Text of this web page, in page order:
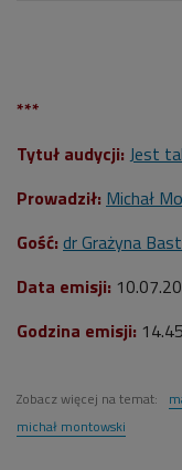
***
Tytuł audycji: Jest
Prowadził: Michał
Gość: dr Grażyna
Data emisji: 10
Godzina emisji: 14.45
Zobacz więcej na temat:
michał montowski